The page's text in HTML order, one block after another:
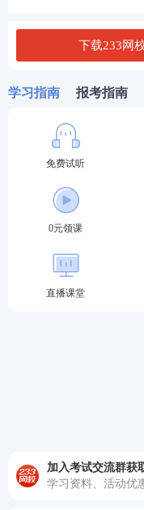
体；
（2）两大高频模块
家政策为拔高必考内
（3）重点服务人群
体、老年人、儿童
对象。
3.考查导向：重实务
对话、活动片段呈
理论解释实务、用
1、案例材料：某社
下载233网
学习指南 报考指南
免费试听
0元领课
直播课堂
加入考试交流群获
学习资料、活动优